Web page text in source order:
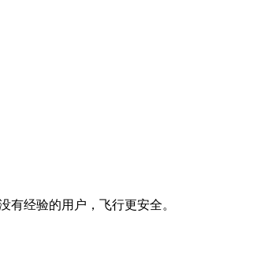
有经验的用户，飞行更安全。